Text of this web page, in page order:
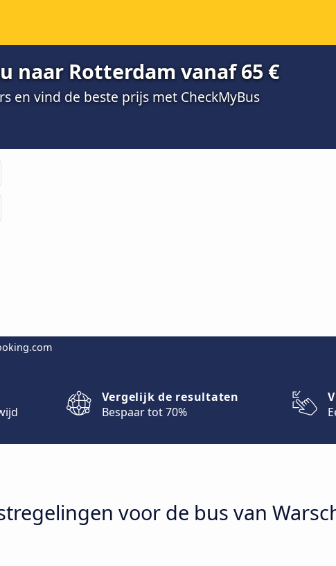
naar Rotterdam vanaf 65 €
en vind de beste prijs met CheckMyBus
Vergelijk de resultaten
Bespaar tot 70%
voor de bus van